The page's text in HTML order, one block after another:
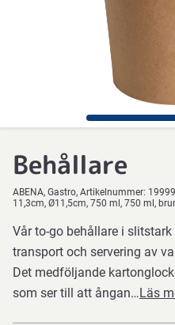
Behållare
ABENA Gastro Artikelnummer:
11,3cm, Ø11,5cm, 750 ml, 750 ml,
Vår to-go behållare i
transport och servering av
Det medföljande
som ser till att ångan…Läs